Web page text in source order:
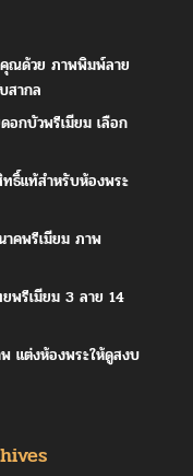
คุณด้วย ภาพพิมพ์ลาย
สากล
อกบัวพรีเมียม เลือก
ธิ์แท้สำหรับห้องพระ
คพรีเมียม ภาพ
พรีเมียม 3 ลาย 14
แต่งห้องพระให้ดูสงบ